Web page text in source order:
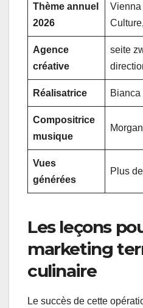
Thème annuel
2026
Vienna
Agence
créative
seite
Réalisatrice Bianca
Compositrice
musique
Vues
générées
Plus
Les leçons
marketing
culinaire
Le succès de cette